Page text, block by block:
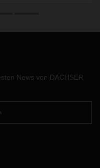
von DACHSER
News von DACHSER